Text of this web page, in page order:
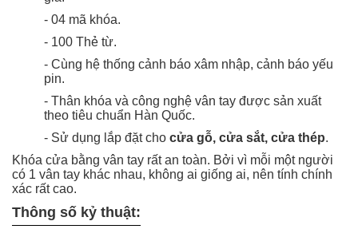
- 04 mã khóa.
- 100 Thẻ từ.
- Cùng hệ thống cảnh báo xâm nhập, cảnh báo yếu
pin.
- Thân khóa và công nghệ vân tay được sản xuất
theo tiêu chuẩn Hàn Quốc.
- Sử dụng lắp đặt cho cửa gỗ, cửa sắt, cửa thép.
Khóa cửa bằng vân tay rất an toàn. Bởi vì mỗi một người
có 1 vân tay khác nhau, không ai giống ai, nên tính chính
xác rất cao.
Thông số kỷ thuật: